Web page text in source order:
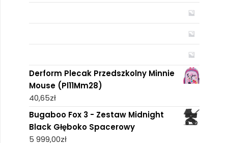
Derform Plecak Przedszkolny Minnie
Mouse (Pl11Mm28)
40,65zł
Bugaboo Fox 3 - Zestaw Midnight
Black Głęboko Spacerowy
5 999,00zł